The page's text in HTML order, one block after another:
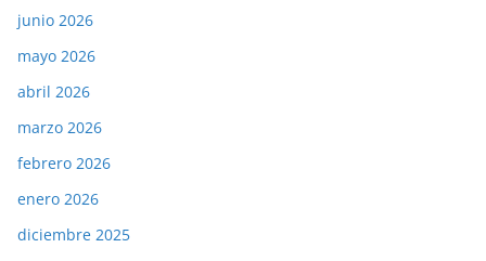
junio 2026
mayo 2026
abril 2026
marzo 2026
febrero 2026
enero 2026
diciembre 2025